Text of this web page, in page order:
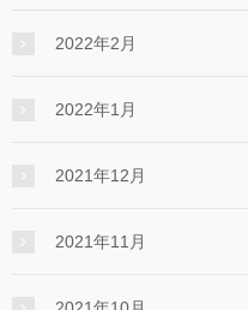
2022年2月
2022年1月
2021年12月
2021年11月